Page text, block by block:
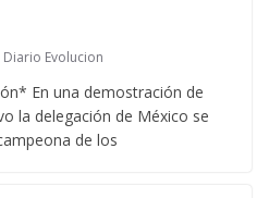
Diario Evolucion
En una demostración de
la delegación de México se
de los